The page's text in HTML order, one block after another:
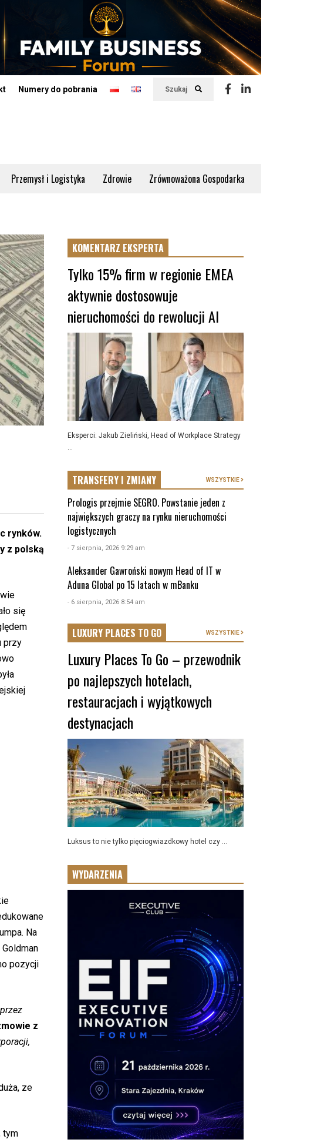
Szukaj
Numery do pobrania
Przemysł i Logistyka Zdrowie Zrównoważona Gospodarka
rynków.
z polską
się
przy
Na
pozycji
z
ze
tym
KOMENTARZ EKSPERTA
Tylko 15% firm w regionie EMEA
aktywnie dostosowuje
nieruchomości do rewolucji AI
Eksperci: Jakub Zieliński, Head of Workplace Strategy
...
TRANSFERY I ZMIANY WSZYSTKIE
Prologis przejmie SEGRO. Powstanie jeden z
największych graczy na rynku nieruchomości
logistycznych
- 7 sierpnia, 2026 9:29 am
Aleksander Gawroński nowym Head of IT w
Aduna Global po 15 latach w mBanku
- 6 sierpnia, 2026 8:54 am
LUXURY PLACES TO GO WSZYSTKIE
Luxury Places To Go – przewodnik
po najlepszych hotelach,
restauracjach i wyjątkowych
destynacjach
Luksus to nie tylko pięciogwiazdkowy hotel czy ...
WYDARZENIA